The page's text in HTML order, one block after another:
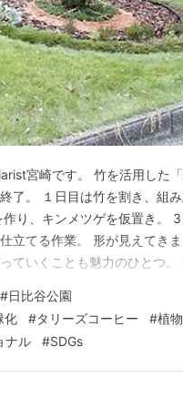
宮崎です。 竹を活用した
了。 １日目は竹を割き、組
り、キンメツゲを仮置き。
立てる作業。 形が見えてき
ていくことも魅力のひとつ。
のHPを見てみてね♪ 循環型ト
#日比谷公園
化 #タリーズコーヒー #植
ナル #SDGs